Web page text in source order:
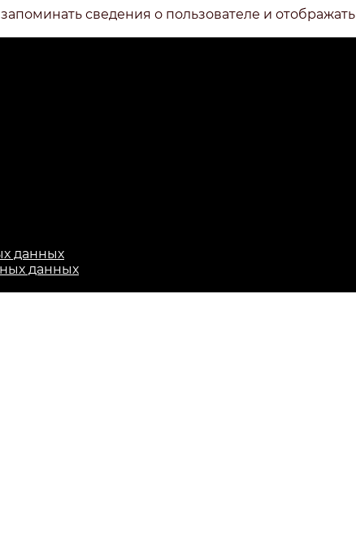
сведения о пользователе и
данных
данных